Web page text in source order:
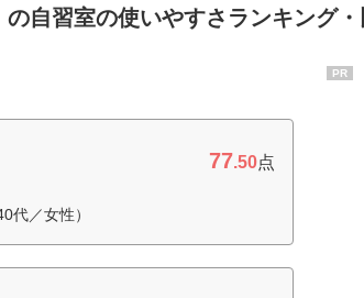
の自習室の使いやすさランキング
77.50点
代／女性）
PR